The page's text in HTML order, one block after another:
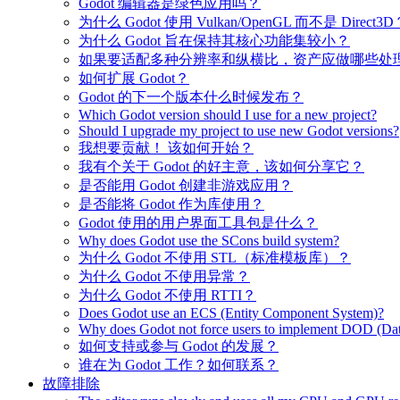
Godot 编辑器是绿色应用吗？
为什么 Godot 使用 Vulkan/OpenGL 而不是 Direct3D
为什么 Godot 旨在保持其核心功能集较小？
如果要适配多种分辨率和纵横比，资产应做哪些处
如何扩展 Godot？
Godot 的下一个版本什么时候发布？
Which Godot version should I use for a new project?
Should I upgrade my project to use new Godot versions?
我想要贡献！ 该如何开始？
我有个关于 Godot 的好主意，该如何分享它？
是否能用 Godot 创建非游戏应用？
是否能将 Godot 作为库使用？
Godot 使用的用户界面工具包是什么？
Why does Godot use the SCons build system?
为什么 Godot 不使用 STL（标准模板库）？
为什么 Godot 不使用异常？
为什么 Godot 不使用 RTTI？
Does Godot use an ECS (Entity Component System)?
Why does Godot not force users to implement DOD
如何支持或参与 Godot 的发展？
谁在为 Godot 工作？如何联系？
故障排除